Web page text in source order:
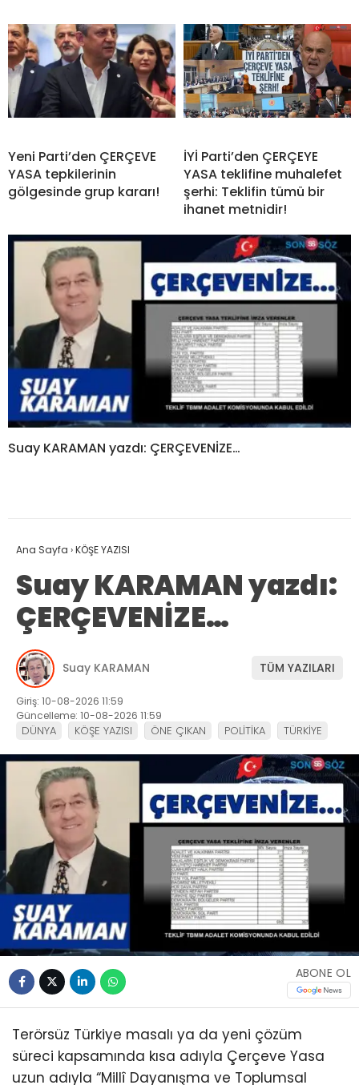
Yeni Parti’den ÇERÇEVE
YASA tepkilerinin
gölgesinde grup kararı!
İYİ Parti’den ÇERÇEYE
YASA teklifine muhalefet
şerhi: Teklifin tümü bir
ihanet metnidir!
Suay KARAMAN yazdı: ÇERÇEVENİZE…
Ana Sayfa ›KÖŞE YAZISI
Suay KARAMAN yazdı:
ÇERÇEVENİZE…
Suay KARAMAN TÜM YAZILARI
Giriş: 10-08-2026 11:59
Güncelleme: 10-08-2026 11:59
DÜNYA KÖŞE YAZISI ÖNE ÇIKAN POLİTİKA TÜRKİYE
ABONE OL
Terörsüz Türkiye masalı ya da yeni çözüm
süreci kapsamında kısa adıyla Çerçeve Yasa
uzun adıyla “Millî Dayanışma ve Toplumsal